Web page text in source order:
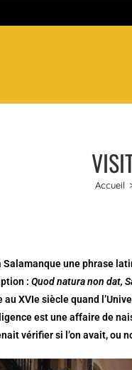
Accueil
Salamanque une phrase
:Quod natura non dat,
au XVIe siècle quand
est une affaire de
vérifier si l’on avait, ou